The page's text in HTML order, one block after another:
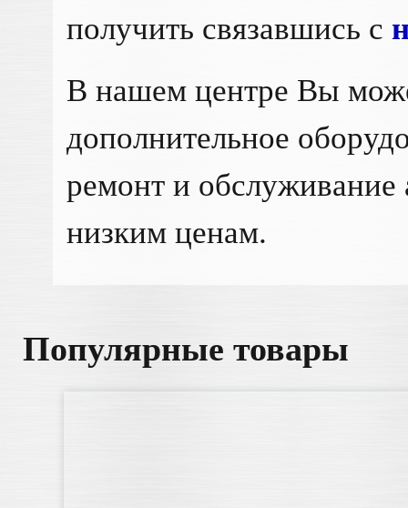
получить связавшись с
В нашем центре Вы
дополнительное
ремонт и
низким ценам.
Популярные товары